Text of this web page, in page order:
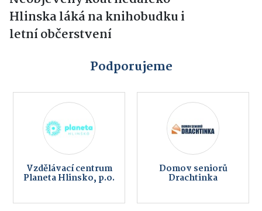
Hlinska láká na knihobudku i
letní občerstvení
Podporujeme
Vzdělávací centrum
Planeta Hlinsko, p.o.
Domov seniorů
Drachtinka